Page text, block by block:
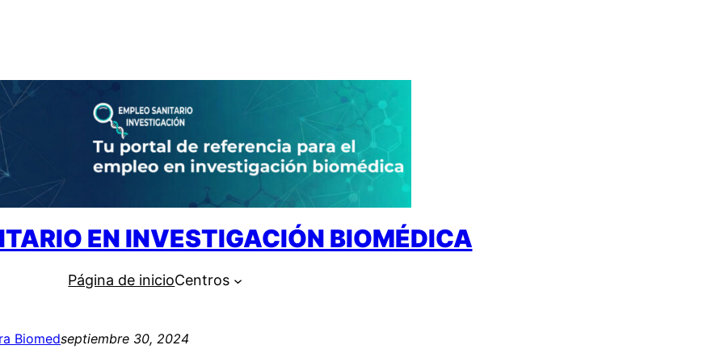
EN INVESTIGACIÓN BIOMÉDICA
Página de inicioCentros
Biomedseptiembre 30, 2024